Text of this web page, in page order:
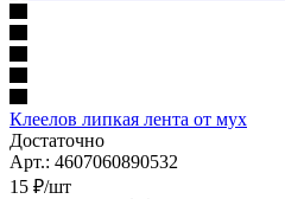
Клеелов липкая лента от мух
Достаточно
Арт.: 4607060890532
15 ₽/шт